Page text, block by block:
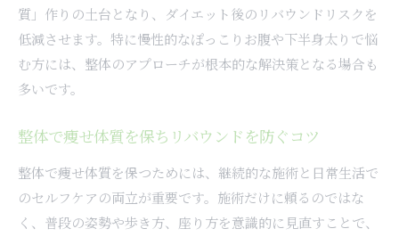
質」作りの土台となり、ダイエット後のリバウンドリスクを
低減させます。特に慢性的なぽっこりお腹や下半身太りで悩
む方には、整体のアプローチが根本的な解決策となる場合も
多いです。
整体で痩せ体質を保ちリバウンドを防ぐコツ
整体で痩せ体質を保つためには、継続的な施術と日常生活で
のセルフケアの両立が重要です。施術だけに頼るのではな
く、普段の姿勢や歩き方、座り方を意識的に見直すことで、